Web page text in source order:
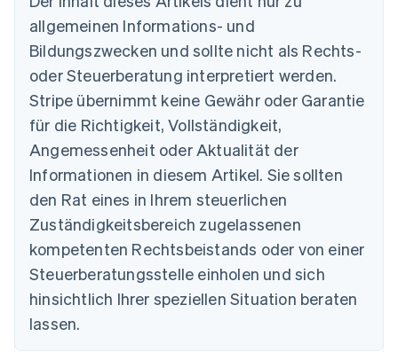
allgemeinen Informations- und
Bildungszwecken und sollte nicht als Rechts-
oder Steuerberatung interpretiert werden.
Stripe übernimmt keine Gewähr oder Garantie
für die Richtigkeit, Vollständigkeit,
Angemessenheit oder Aktualität der
Informationen in diesem Artikel. Sie sollten
den Rat eines in Ihrem steuerlichen
Zuständigkeitsbereich zugelassenen
kompetenten Rechtsbeistands oder von einer
Steuerberatungsstelle einholen und sich
hinsichtlich Ihrer speziellen Situation beraten
lassen.
Australien
English
Belgien
Nederlands Français Deutsch English
Brasilien
PortuguêsEnglish
English
Dänemark
English
Deutschland
Deutsch English
Estland
Festlandchina
简体中文English
Finnland
English